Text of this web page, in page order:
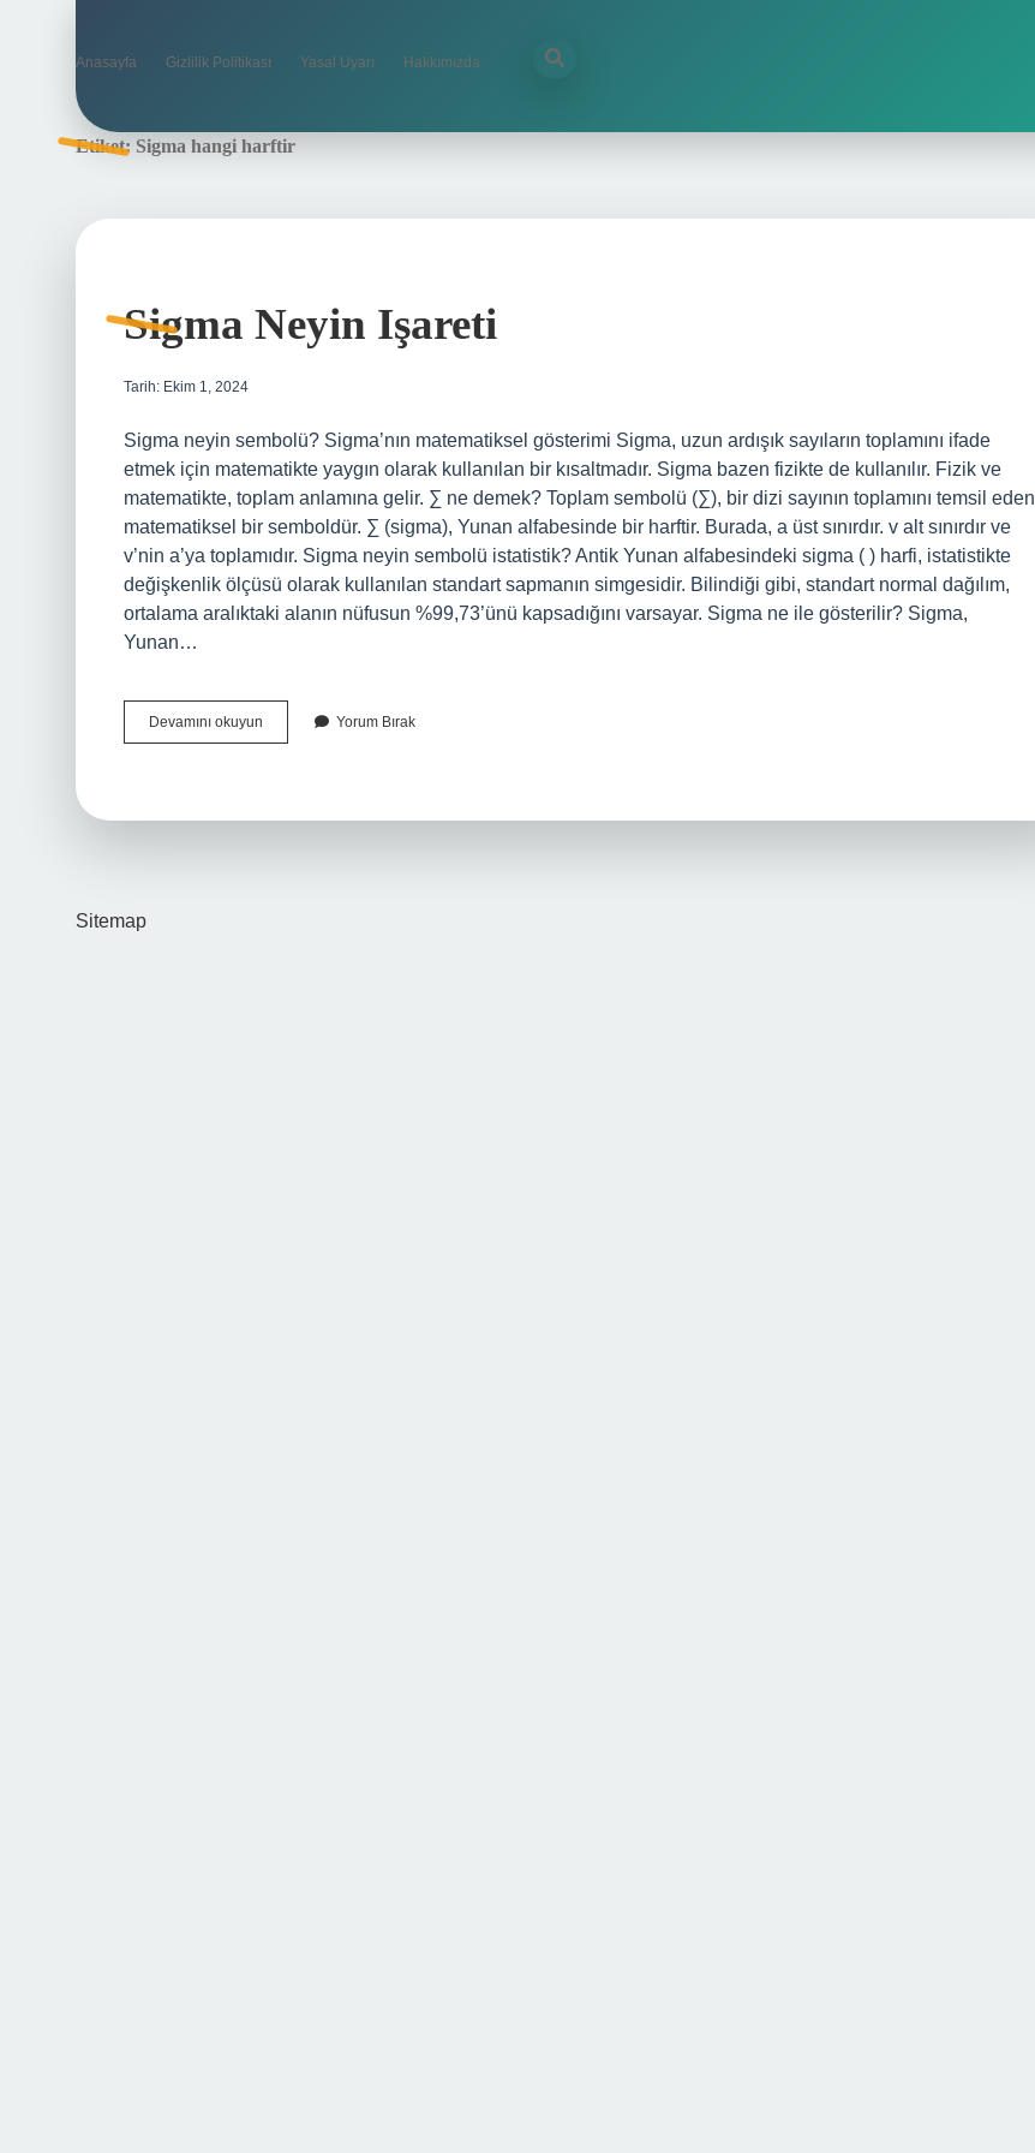
Anasayfa Gizlilik Politikası Yasal Uyarı Hakkımızda
Etiket: Sigma hangi harftir
Sigma Neyin Işareti
Tarih: Ekim 1, 2024
Sigma neyin sembolü? Sigma’nın matematiksel gösterimi Sigma, uzun ardışık sayıların toplamını ifade
etmek için matematikte yaygın olarak kullanılan bir kısaltmadır. Sigma bazen fizikte de kullanılır. Fizik ve
matematikte, toplam anlamına gelir. ∑ ne demek? Toplam sembolü (∑), bir dizi sayının toplamını temsil eden
matematiksel bir semboldür. ∑ (sigma), Yunan alfabesinde bir harftir. Burada, a üst sınırdır. v alt sınırdır ve
v’nin a’ya toplamıdır. Sigma neyin sembolü istatistik? Antik Yunan alfabesindeki sigma ( ) harfi, istatistikte
değişkenlik ölçüsü olarak kullanılan standart sapmanın simgesidir. Bilindiği gibi, standart normal dağılım,
ortalama aralıktaki alanın nüfusun %99,73’ünü kapsadığını varsayar. Sigma ne ile gösterilir? Sigma,
Yunan…
Devamını okuyun
Neyin
Yorum Bırak
Sitemap